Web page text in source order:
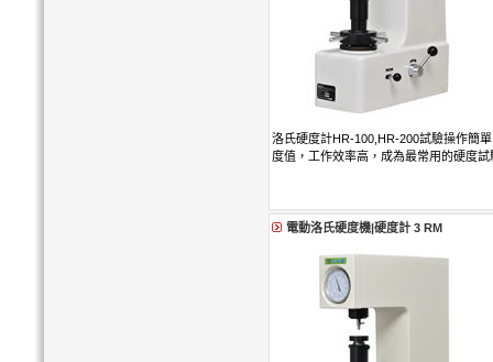
洛氏硬度計HR-100,HR-200試驗操作簡
度值，工作效率高，成為最常用的硬度
電動洛氏硬度機|硬度計 3 RM